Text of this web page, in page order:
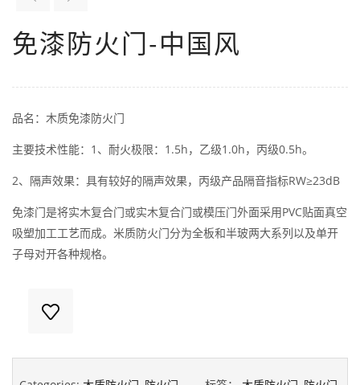
免漆防火门-中国风
品名：木质免漆防火门
主要技术性能：1、耐火极限：1.5h，乙级1.0h，丙级0.5h。
2、隔声效果：具有较好的隔声效果，丙级产品隔音指标RW≥23dB
免漆门是将实木复合门或实木复合门或模压门外面采用PVC贴面真空
吸塑加工工艺而成。米质防火门分为全板和半玻两大系列以及单开
子母对开各种规格。